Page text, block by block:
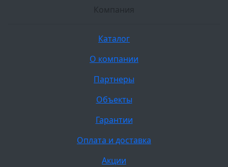
Компания
Каталог
О компании
Партнеры
Объекты
Гарантии
Оплата и доставка
Акции